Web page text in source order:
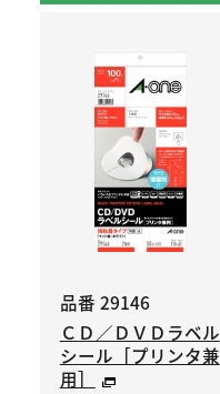
品番 29146
ＣＤ／ＤＶＤラベル
シール［プリンタ兼
用］